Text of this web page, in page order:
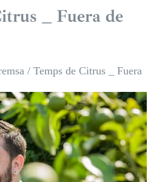
_ Fuera de
/ Temps de Citrus _ Fuera